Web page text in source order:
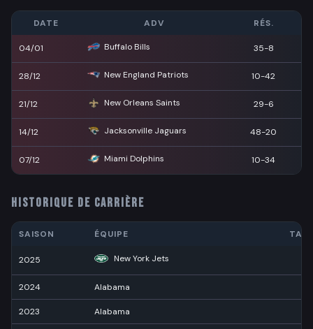
DATE ADV RÉS.
04/01 Buffalo Bills 35-8
28/12 New England Patriots 10-42
21/12 New Orleans Saints 29-6
14/12 Jacksonville Jaguars 48-20
07/12 Miami Dolphins 10-34
HISTORIQUE DE CARRIÈRE
SAISON ÉQUIPE
2025 New York Jets
2024 Alabama
2023 Alabama